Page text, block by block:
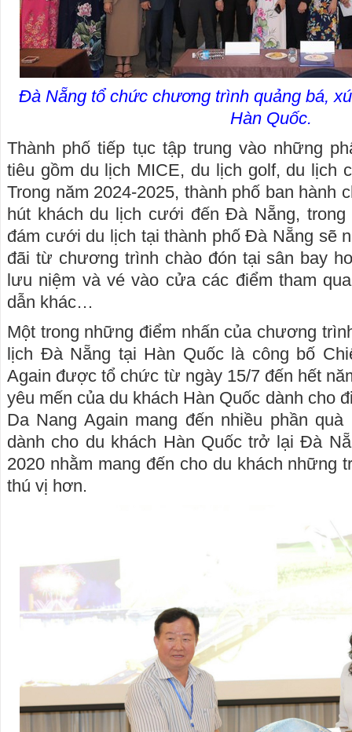
Đà Nẵng tổ chức chương trình quảng bá,
Hàn Quốc.
Thành phố tiếp tục tập trung vào những
tiêu gồm du lịch MICE, du lịch golf, du lịch
Trong năm 2024-2025, thành phố ban hành
hút khách du lịch cưới đến Đà Nẵng,
đám cưới du lịch tại thành phố Đà Nẵng sẽ
đãi từ chương trình chào đón tại sân bay
lưu niệm và vé vào cửa các điểm tham
dẫn khác…
Một trong những điểm nhấn của chương
lịch Đà Nẵng tại Hàn Quốc là công bố
Again được tổ chức từ ngày 15/7 đến hết
yêu mến của du khách Hàn Quốc dành cho
Da Nang Again mang đến nhiều phần
dành cho du khách Hàn Quốc trở lại Đà
2020 nhằm mang đến cho du khách những
thú vị hơn.